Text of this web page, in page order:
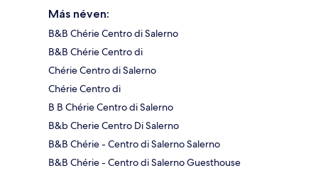
Más néven:
B&B Chérie Centro di Salerno
B&B Chérie Centro di
Chérie Centro di Salerno
Chérie Centro di
B B Chérie Centro di Salerno
B&b Cherie Centro Di Salerno
B&B Chérie - Centro di Salerno Salerno
B&B Chérie - Centro di Salerno Guesthouse